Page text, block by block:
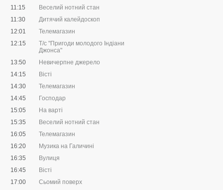
11:15
Веселий нотний стан
11:30
Дитячий калейдоскоп
12:01
Телемагазин
12:15
Т/с "Пригоди молодого Індіани
Джонса"
13:50
Невичерпне джерело
14:15
Вісті
14:30
Телемагазин
14:45
Господар
15:05
На варті
15:35
Веселий нотний стан
16:05
Телемагазин
16:20
Музика на Галичині
16:35
Вулиця
16:45
Вісті
17:00
Сьомий поверх